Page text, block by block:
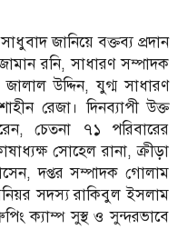
জানিয়ে বক্তব্য প্রদান
রনি, সাধারণ সম্পাদক
উদ্দিন, যুগ্ম সাধারণ
রেজা। দিনব্যাপী উক্ত
চেতনা ৭১ পরিবারের
সোহেল রানা, ক্রীড়া
দপ্তর সম্পাদক গোলাম
সদস্য রাকিবুল ইসলাম
ক্যাম্প সুস্থ ও সুন্দরভাবে